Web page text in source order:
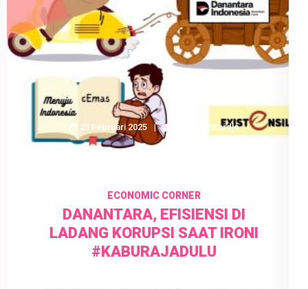
25 Februari 2025 Devi P. Wihardjo
ECONOMIC CORNER
DANANTARA, EFISIENSI DI
LADANG KORUPSI SAAT IRONI
#KABURAJADULU